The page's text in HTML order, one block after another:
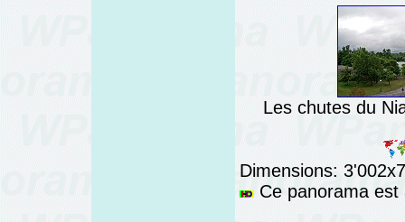
Les chutes du
Dimensions:
Ce panorama est